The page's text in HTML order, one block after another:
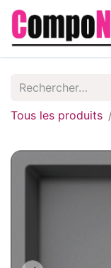
Tous les produits